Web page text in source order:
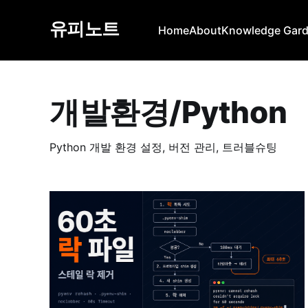
유피노트 HomeAboutKnowledge
개발환경/Python
Python 개발 환경 설정, 버전 관리, 트러블슈팅